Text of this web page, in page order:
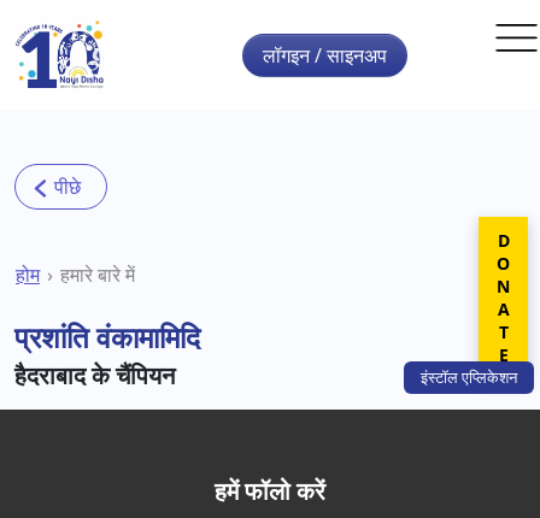
Skip to main content
इंस्टॉलएप्लिकेशन
लॉगइन / साइनअप
होम हमारे बारे में
प्रशांति वंकामामिदि
हैदराबाद के चैंपियन
हमें फॉलो करें
DONATE